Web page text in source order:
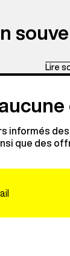
Lire
informés
que des